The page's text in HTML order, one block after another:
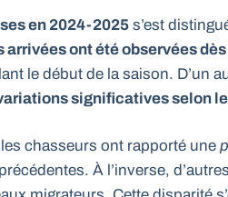
en 2024-2025 s’est
arrivées ont été observées
le début de la saison. D’un
significatives selon
chasseurs ont rapporté une
À l’inverse,